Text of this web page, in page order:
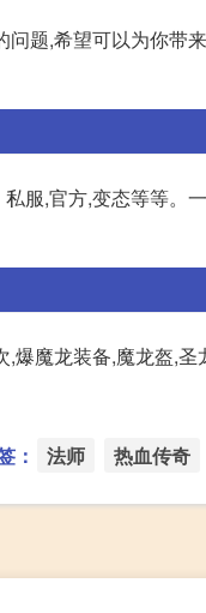
题,希望可以为你带
服,官方,变态等等。
魔龙装备,魔龙盔,
： 法师 热血传奇